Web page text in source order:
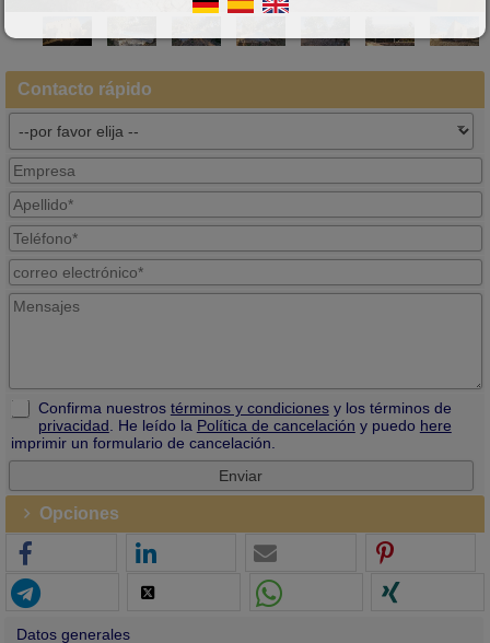
Contacto rápido
Confirma nuestros términos y condicionesy los términos de
privacidad . He leído la Política de cancelación y puedo here
imprimir un formulario de cancelación.
Opciones
Datos generales